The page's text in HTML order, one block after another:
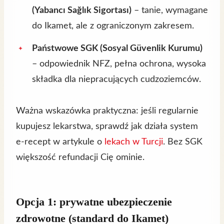
(Yabancı Sağlık Sigortası) – tanie, wymagane
do Ikamet, ale z ograniczonym zakresem.
Państwowe SGK (Sosyal Güvenlik Kurumu)
– odpowiednik NFZ, pełna ochrona, wysoka
składka dla niepracujących cudzoziemców.
Ważna wskazówka praktyczna: jeśli regularnie
kupujesz lekarstwa, sprawdź jak działa system
e‑recept w artykule o lekach w Turcji. Bez SGK
większość refundacji Cię ominie.
Opcja 1: prywatne ubezpieczenie
zdrowotne (standard do Ikamet)